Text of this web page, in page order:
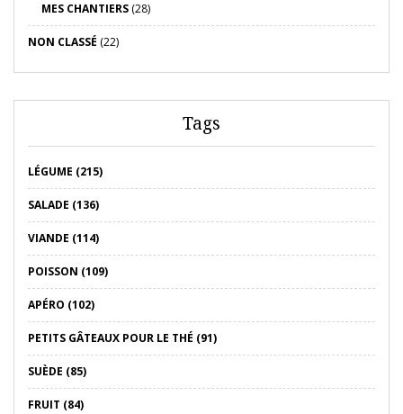
MES CHANTIERS (28)
NON CLASSÉ (22)
Tags
LÉGUME (215)
SALADE (136)
VIANDE (114)
POISSON (109)
APÉRO (102)
PETITS GÂTEAUX POUR LE THÉ (91)
SUÈDE (85)
FRUIT (84)